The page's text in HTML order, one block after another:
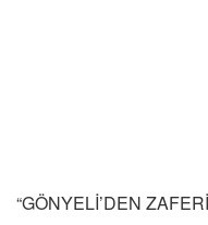
“GÖNYELİ’DEN